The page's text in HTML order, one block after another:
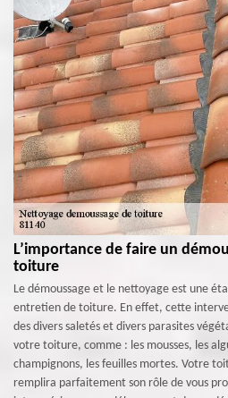
L’importance de faire un
toiture
Le démoussage et le nettoyage est une
entretien de toiture. En effet, cette
des divers saletés et divers parasites
votre toiture, comme : les mousses, les
champignons, les feuilles mortes. Votre
remplira parfaitement son rôle de vous